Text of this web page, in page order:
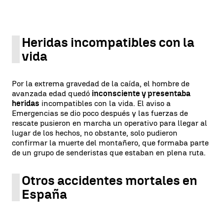
Heridas incompatibles con la
vida
Por la extrema gravedad de la caída, el hombre de
avanzada edad quedó inconsciente y presentaba
heridas incompatibles con la vida. El aviso a
Emergencias se dio poco después y las fuerzas de
rescate pusieron en marcha un operativo para llegar al
lugar de los hechos, no obstante, solo pudieron
confirmar la muerte del montañero, que formaba parte
de un grupo de senderistas que estaban en plena ruta.
Otros accidentes mortales en
España